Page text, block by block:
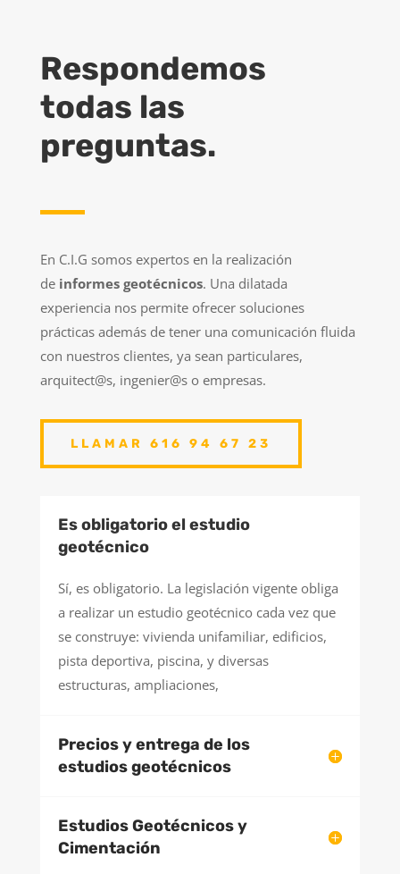
Respondemos
todas las
preguntas.
En C.I.G somos expertos en la realización
de informes geotécnicos. Una dilatada
experiencia nos permite ofrecer soluciones
prácticas además de tener una comunicación fluida
con nuestros clientes, ya sean particulares,
arquitect@s, ingenier@s o empresas.
LLAMAR 616 94 67 23
Es obligatorio el estudio
geotécnico
Sí, es obligatorio. La legislación vigente obliga
a realizar un estudio geotécnico cada vez que
se construye: vivienda unifamiliar, edificios,
pista deportiva, piscina, y diversas
estructuras, ampliaciones,
Precios y entrega de los
estudios geotécnicos
Estudios Geotécnicos y
Cimentación